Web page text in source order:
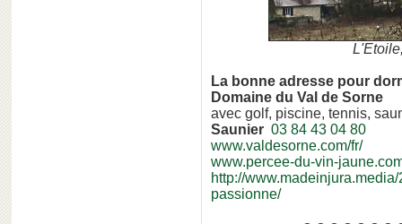
La bonne adresse pour
Domaine du Val de Sorne
avec golf, piscine, tennis,
Saunier 03 84 43 04 80
www.valdesorne.com/fr/
www.percee-du-vin-
http://
passionne/